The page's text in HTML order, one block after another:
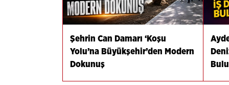
Şehrin Can Damarı ‘Koşu
Yolu’na Büyükşehir’den Modern
Dokunuş